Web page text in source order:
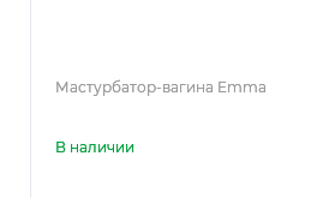
Мастурбатор-вагина Emma
В наличии